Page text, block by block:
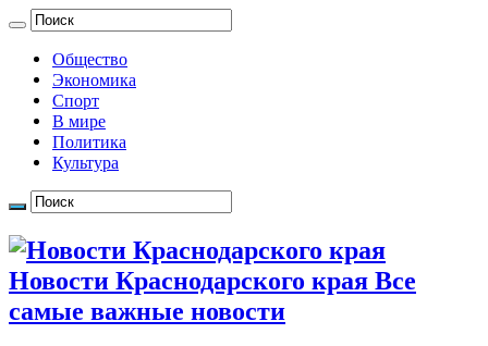
Общество
Экономика
Спорт
В мире
Политика
Культура
Новости Краснодарского края Все
самые важные новости